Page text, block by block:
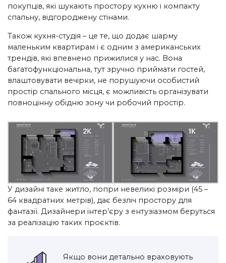
покупців, які шукають простору кухню і компакту
спальну, відгороджену стінами.
Також кухня-студія – це те, що додає шарму
маленьким квартирам і є одним з американських
трендів, які впевнено прижилися у нас. Вона
багатофункціональна, тут зручно приймати гостей,
влаштовувати вечірки, не порушуючи особистий
простір спального місця, є можливість організувати
повноцінну обідню зону чи робочий простір.
У дизайні таке житло, попри невеликі розміри (45 –
64 квадратних метрів), дає безліч простору для
фантазії. Дизайнери інтер’єру з ентузіазмом беруться
за реалізацію таких проєктів.
Якщо вони детально враховують